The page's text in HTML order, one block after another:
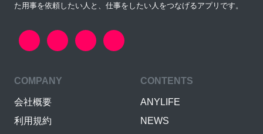
た用事を依頼したい人と、仕事をしたい人をつなげるアプリです。
COMPANY
会社概要
利用規約
CONTENTS
ANYLIFE
NEWS